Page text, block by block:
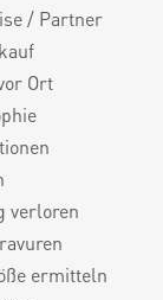
/ Partner
Ort
verloren
ermitteln